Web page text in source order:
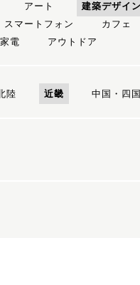
アート 建築デザイン
スマートフォン カフェ
家電 アウトドア
陸 近畿 中国・四国